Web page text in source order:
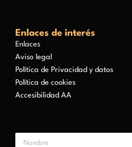
Enlaces de interés
Enlaces
Aviso legal
Política de Privacidad y datos
Política de cookies
Accesibilidad AA